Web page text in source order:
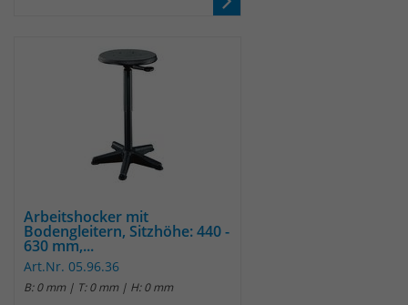
Arbeitshocker mit
Bodengleitern, Sitzhöhe: 440 -
630 mm,...
Art.Nr. 05.96.36
B: 0 mm | T: 0 mm | H: 0 mm
Das Cookie wird von Matomo
die Nutzung der Website für den
Analysebericht der Website zu
eine randoly generierte Nummer zu,
auf unserem Server gespeichert und